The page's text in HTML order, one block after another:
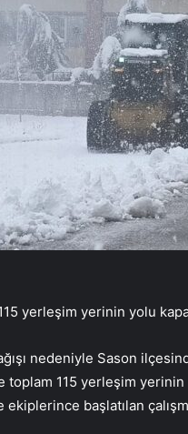
yerleşim yerinin yolu
nedeniyle Sason
115 yerleşim yerinin
ekiplerince başlatılan